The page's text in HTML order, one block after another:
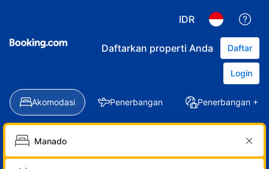
IDR
Daftarkan properti Anda Daftar
Login
Akomodasi Penerbangan Penerbangan +